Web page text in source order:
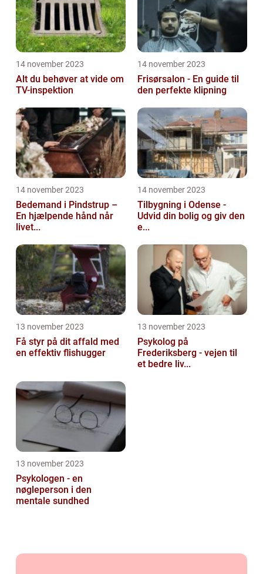
14 november 2023
Alt du behøver at vide om
TV-inspektion
14 november 2023
Frisørsalon - En guide til
den perfekte klipning
14 november 2023
Bedemand i Pindstrup –
En hjælpende hånd når
livet...
14 november 2023
Tilbygning i Odense -
Udvid din bolig og giv den
e...
13 november 2023
Få styr på dit affald med
en effektiv flishugger
13 november 2023
Psykolog på
Frederiksberg - vejen til
et bedre liv...
13 november 2023
Psykologen - en
nøgleperson i den
mentale sundhed